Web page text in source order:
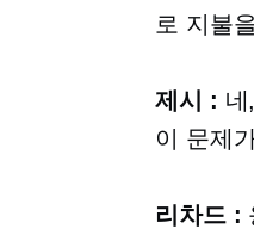
로 지불
제시 :
이 문제
리차드 :